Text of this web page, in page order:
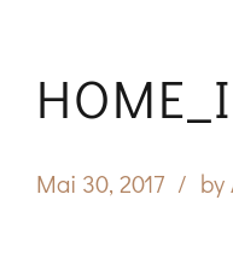
Mai 30, 2017 by